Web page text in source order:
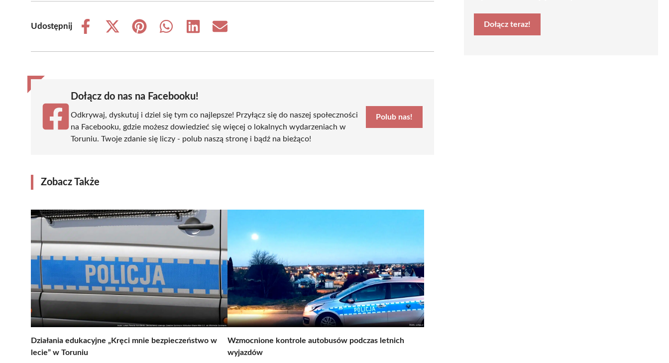
Udostępnij
Share
Share
(Twitter)
Share
Share
Share
Share
Dołącz do nas na Facebooku!
Odkrywaj, dyskutuj i dziel się tym co najlepsze! Przyłącz się do naszej społeczności
na Facebooku, gdzie możesz dowiedzieć się więcej o lokalnych wydarzeniach w
Toruniu. Twoje zdanie się liczy - polub naszą stronę i bądź na bieżąco!
Polub nas!
Zobacz Także
Działania edukacyjne „Kręci mnie bezpieczeństwo w
lecie” w Toruniu
Wzmocnione kontrole autobusów podczas letnich
wyjazdów
Dołącz teraz!